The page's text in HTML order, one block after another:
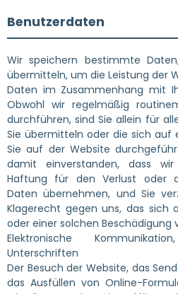
Benutzerdaten
Wir speichern bestimmte
übermitteln, um die Leistung der
Daten im Zusammenhang mit
Obwohl wir regelmäßig
durchführen, sind Sie allein für
Sie übermitteln oder die sich auf
Sie auf der Website
damit einverstanden, dass
Haftung für den Verlust oder
Daten übernehmen, und Sie
Klagerecht gegen uns, das sich
oder einer solchen Beschädigung
Elektronische
Unterschriften
Der Besuch der Website, das
das Ausfüllen von Online-